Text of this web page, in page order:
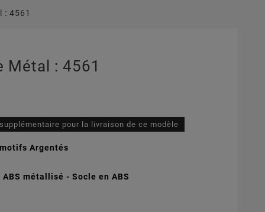
: 4561
Métal : 4561
pour la livraison de ce modèle
Argentés
métallisé - Socle en ABS